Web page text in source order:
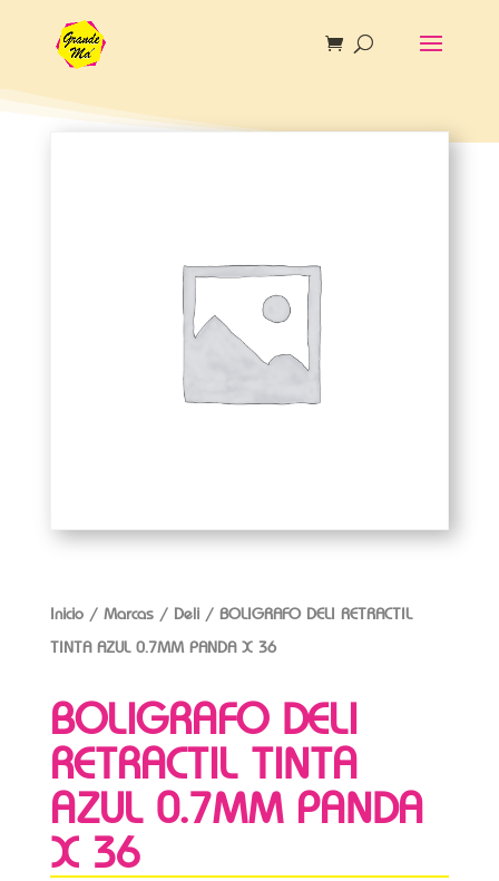
Inicio/ Marcas/ Deli/ BOLIGRAFO DELI RETRACTIL
TINTA AZUL 0.7MM PANDA X 36
BOLIGRAFO DELI
RETRACTIL TINTA
AZUL 0.7MM PANDA
X 36